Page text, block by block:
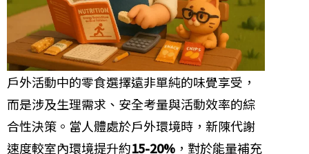
戶外活動中的零食選擇遠非單純的味覺享受，
而是涉及生理需求、安全考量與活動效率的綜
合性決策。當人體處於戶外環境時，新陳代謝
速度較室內環境提升約15-20% ，對於能量補充